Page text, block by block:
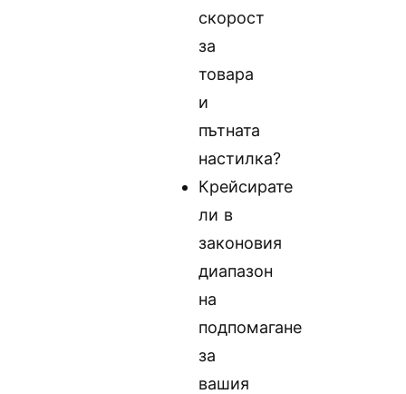
скорост
за
товара
и
пътната
настилка?
Крейсирате
ли в
законовия
диапазон
на
подпомагане
за
вашия